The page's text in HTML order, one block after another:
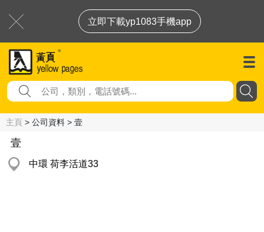
立即下載yp1083手機app
主頁 > 公司資料 > 壹
壹
中環 荷李活道33